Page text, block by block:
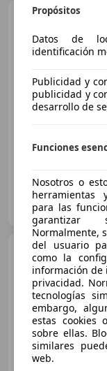
BMW BERNESGA
ES-24010 SAN
12/2020
Propósitos
Datos de
identificación
Publicidad y
publicidad y
desarrollo de
Funciones
Nosotros o
herramientas
para las
garantizar
Normalmente,
del usuario
como la
información de
privacidad.
tecnologías
embargo,
estas cookies
sobre ellas.
similares
web.